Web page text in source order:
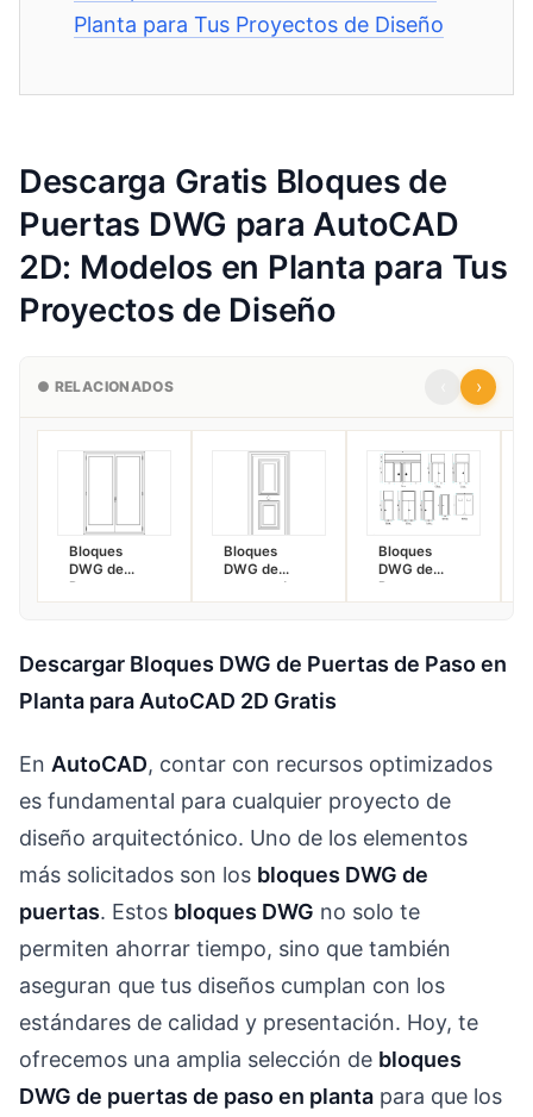
Planta para Tus Proyectos de Diseño
Descarga Gratis Bloques de
Puertas DWG para AutoCAD
2D: Modelos en Planta para Tus
Proyectos de Diseño
● RELACIONADOS ›
Bloques
DWG de
Puertas
Balconeras:
para
AutoCAD 2D
Gratis
Bloques
DWG de
puertas de
entrada en
y 82 cm en
Alzado y
frontal
Bloques
DWG de
Puertas para
AutoCAD 2D
Exteriores,
Acristaladas
Descargar Bloques DWG de Puertas de Paso en
Planta para AutoCAD 2D Gratis
En AutoCAD, contar con recursos optimizados
es fundamental para cualquier proyecto de
diseño arquitectónico. Uno de los elementos
más solicitados son los bloques DWG de
puertas. Estos bloques DWG no solo te
permiten ahorrar tiempo, sino que también
aseguran que tus diseños cumplan con los
estándares de calidad y presentación. Hoy, te
ofrecemos una amplia selección de bloques
DWG de puertas de paso en planta para que los